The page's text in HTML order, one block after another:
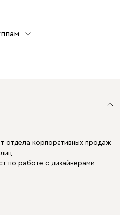
отдела корпоративных продаж
по работе с дизайнерами